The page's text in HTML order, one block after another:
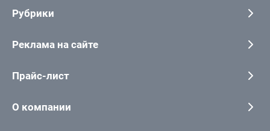
Рубрики
Реклама на сайте
Прайс-лист
О компании